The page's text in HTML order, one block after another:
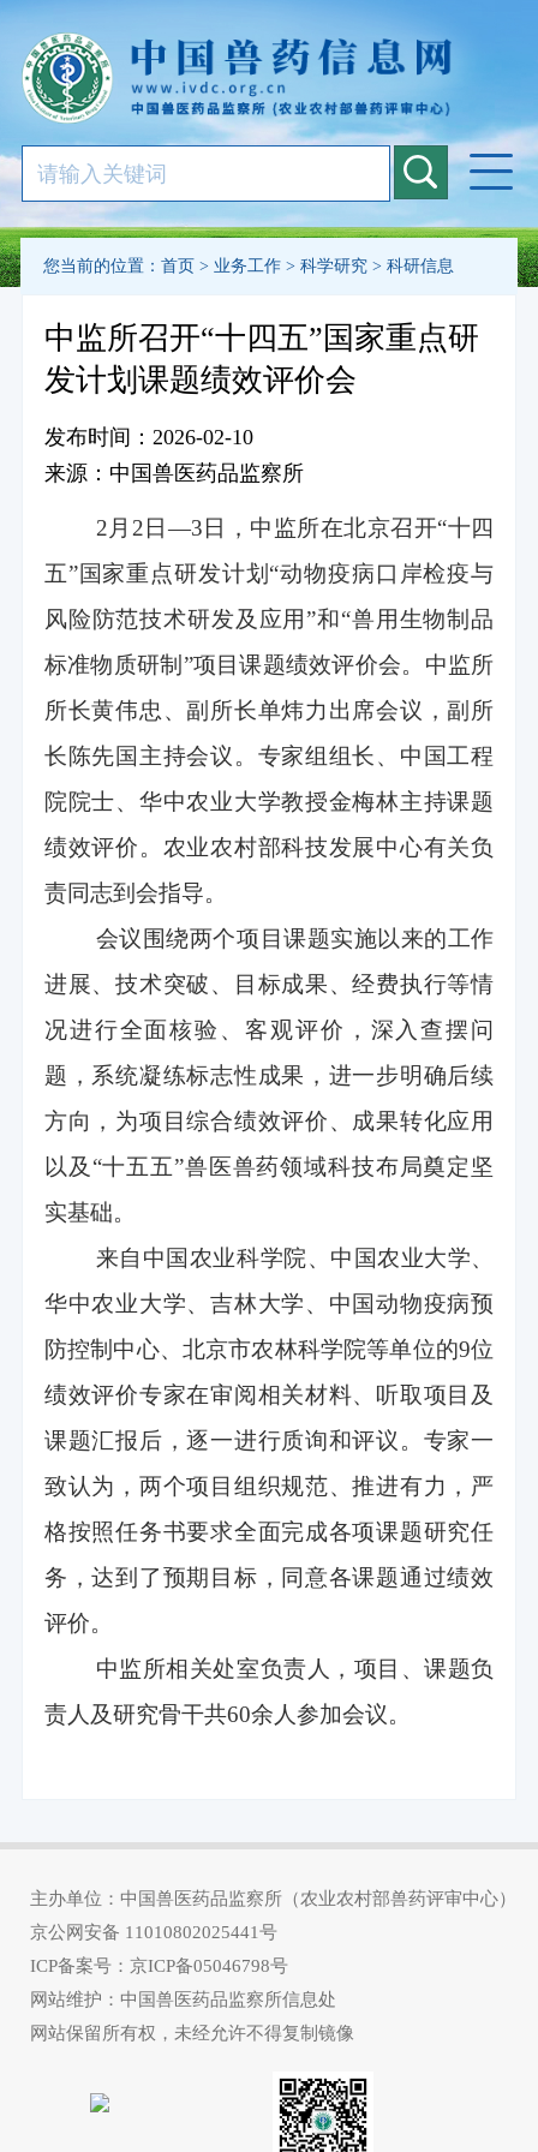
您当前的位置： 首页> 业务工作> 科学研究> 科研信息
中监所召开“十四五”国家重点研
发计划课题绩效评价会
发布时间：2026-02-10
来源：中国兽医药品监察所
2 月 2 日—3日，中监所在北京召开“十四
五”国家重点研发计划“动物疫病口岸检疫与
风险防范技术研发及应用”和“兽用生物制品
标准物质研制”项目课题绩效评价会。中监所
所长黄伟忠、副所长单炜力出席会议，副所
长陈先国主持会议。专家组组长、中国工程
院院士、华中农业大学教授金梅林主持课题
绩效评价。农业农村部科技发展中心有关负
责同志到会指导。
会议围绕两个项目课题实施以来的工作
进展、技术突破、目标成果、经费执行等情
况进行全面核验、客观评价，深入查摆问
题，系统凝练标志性成果，进一步明确后续
方向，为项目综合绩效评价、成果转化应用
以及“十五五”兽医兽药领域科技布局奠定坚
实基础。
来自中国农业科学院、中国农业大学、
华中农业大学、吉林大学、中国动物疫病预
防控制中心、北京市农林科学院等单位的9位
绩效评价专家在审阅相关材料、听取项目及
课题汇报后，逐一进行质询和评议。专家一
致认为，两个项目组织规范、推进有力，严
格按照任务书要求全面完成各项课题研究任
务，达到了预期目标，同意各课题通过绩效
评价。
中监所相关处室负责人，项目、课题负
责人及研究骨干共60余人参加会议。
主办单位：中国兽医药品监察所（农业农村部兽药评审中心）
京公网安备 11010802025441号
ICP备案号：京ICP备05046798号
网站维护：中国兽医药品监察所信息处
网站保留所有权，未经允许不得复制镜像